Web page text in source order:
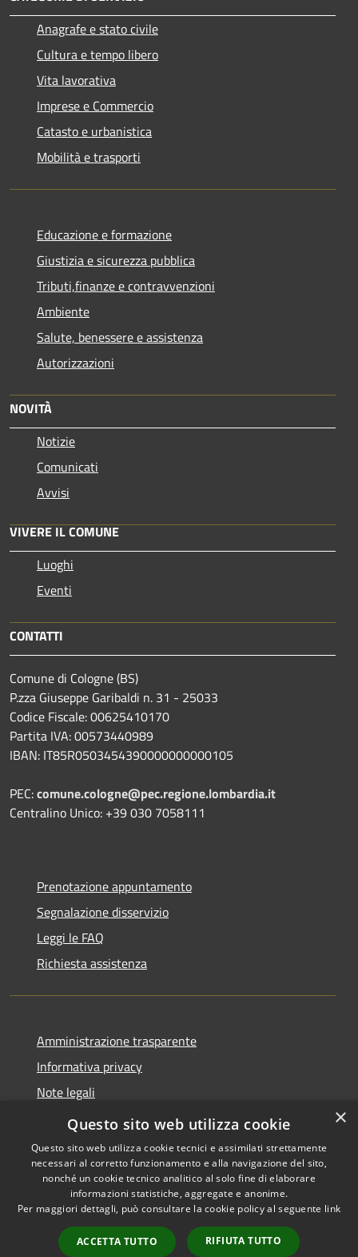
Anagrafe e stato civile
Cultura e tempo libero
Vita lavorativa
Imprese e Commercio
Catasto e urbanistica
Mobilità e trasporti
Educazione e formazione
Giustizia e sicurezza pubblica
Tributi,finanze e contravvenzioni
Ambiente
Salute, benessere e assistenza
Autorizzazioni
NOVITÀ
Notizie
Comunicati
Avvisi
VIVERE IL COMUNE
Luoghi
Eventi
CONTATTI
Comune di Cologne (BS)
P.zza Giuseppe Garibaldi n. 31 - 25033
Codice Fiscale: 00625410170
Partita IVA: 00573440989
IBAN: IT85R0503454390000000000105
PEC:comune.cologne@pec.regione.lombardia.it
Centralino Unico: +39 030 7058111
Prenotazione appuntamento
Segnalazione disservizio
Leggi le FAQ
Richiesta assistenza
Amministrazione trasparente
Informativa privacy
Note legali
Dichiarazione di accessibilità
Accessibilità
Copyright © 2026 • Comune di
Cologne • Powered by
Municipium•
Accesso
×
Questo sito web utilizza cookie
Questo sito web utilizza cookie tecnici e assimilati strettamente
necessari al corretto funzionamento e alla navigazione del sito,
nonché un cookie tecnico analitico al solo fine di elaborare
informazioni statistiche, aggregate e anonime.
Per maggiori dettagli, può consultare la cookie policy al seguente link
ACCETTA TUTTO RIFIUTA TUTTO